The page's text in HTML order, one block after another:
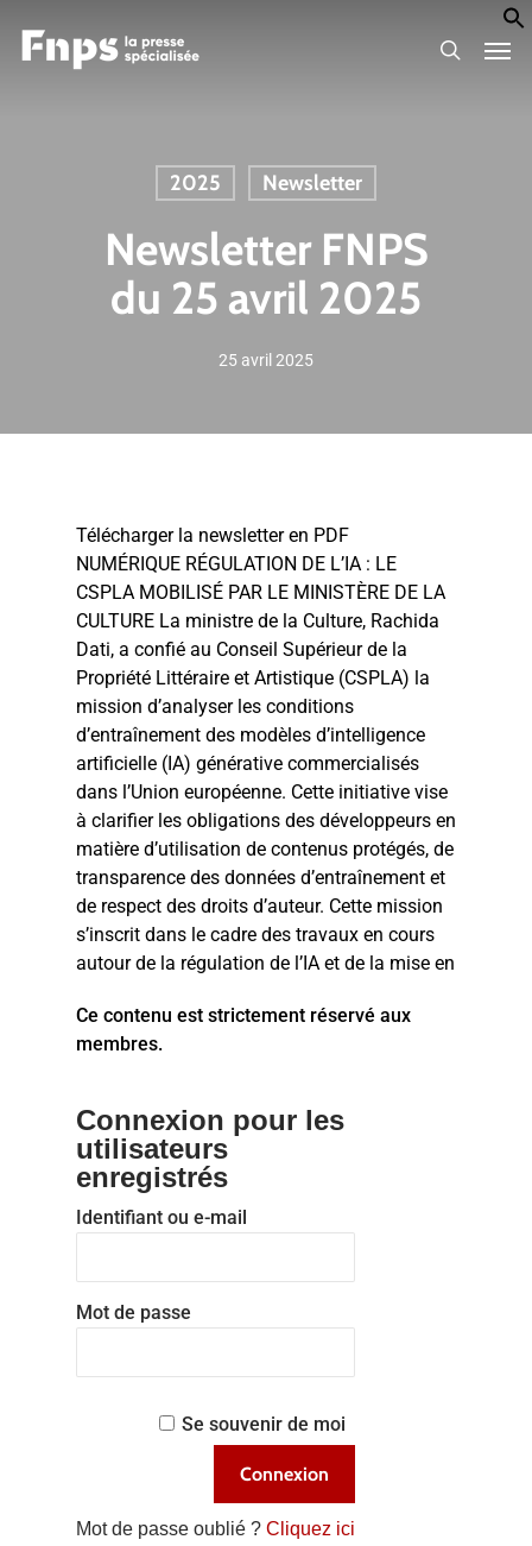
search
2025 Newsletter
Newsletter FNPS
du 25 avril 2025
25 avril 2025
Télécharger la newsletter en PDF
NUMÉRIQUE RÉGULATION DE L’IA : LE
CSPLA MOBILISÉ PAR LE MINISTÈRE DE LA
CULTURE La ministre de la Culture, Rachida
Dati, a confié au Conseil Supérieur de la
Propriété Littéraire et Artistique (CSPLA) la
mission d’analyser les conditions
d’entraînement des modèles d’intelligence
artificielle (IA) générative commercialisés
dans l’Union européenne. Cette initiative vise
à clarifier les obligations des développeurs en
matière d’utilisation de contenus protégés, de
transparence des données d’entraînement et
de respect des droits d’auteur.​ Cette mission
s’inscrit dans le cadre des travaux en cours
autour de la régulation de l’IA et de la mise en
Ce contenu est strictement réservé aux
membres.
Connexion pour les
utilisateurs
enregistrés
Identifiant ou e-mail
Mot de passe
Se souvenir de moi
Mot de passe oublié ?Cliquez ici